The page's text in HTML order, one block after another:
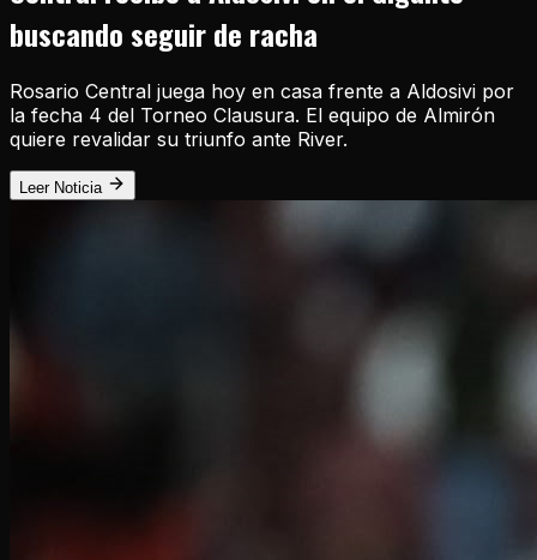
buscando seguir de racha
Rosario Central juega hoy en casa frente a Aldosivi por
la fecha 4 del Torneo Clausura. El equipo de Almirón
quiere revalidar su triunfo ante River.
Leer Noticia